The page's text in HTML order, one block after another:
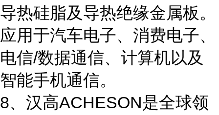
导热硅脂及导热绝缘金属板。
应用于汽车电子、消费电子、
电信/数据通信、计算机以及
智能手机通信。
8、汉高ACHESON是全球领